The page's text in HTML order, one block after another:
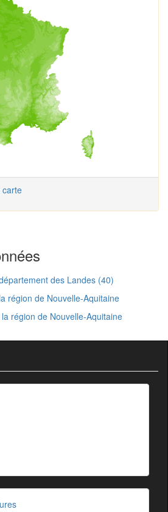
carte
des Landes (40)
région de Nouvelle-Aquitaine
région de Nouvelle-Aquitaine